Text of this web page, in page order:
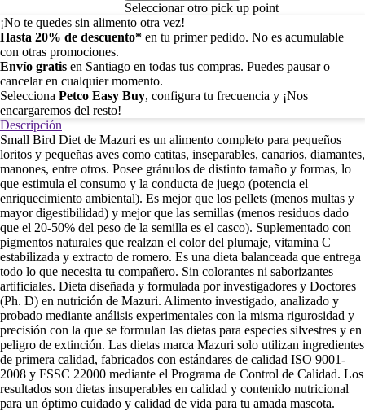
Seleccionar otro pick up point
¡No te quedes sin alimento otra vez!
Hasta 20% de descuento* en tu primer pedido. No es acumulable
con otras promociones.
Envío gratis en Santiago en todas tus compras. Puedes pausar o
cancelar en cualquier momento.
Selecciona Petco Easy Buy, configura tu frecuencia y ¡Nos
encargaremos del resto!
Descripción
Small Bird Diet de Mazuri es un alimento completo para pequeños
loritos y pequeñas aves como catitas, inseparables, canarios, diamantes,
manones, entre otros. Posee gránulos de distinto tamaño y formas, lo
que estimula el consumo y la conducta de juego (potencia el
enriquecimiento ambiental). Es mejor que los pellets (menos multas y
mayor digestibilidad) y mejor que las semillas (menos residuos dado
que el 20-50% del peso de la semilla es el casco). Suplementado con
pigmentos naturales que realzan el color del plumaje, vitamina C
estabilizada y extracto de romero. Es una dieta balanceada que entrega
todo lo que necesita tu compañero. Sin colorantes ni saborizantes
artificiales. Dieta diseñada y formulada por investigadores y Doctores
(Ph. D) en nutrición de Mazuri. Alimento investigado, analizado y
probado mediante análisis experimentales con la misma rigurosidad y
precisión con la que se formulan las dietas para especies silvestres y en
peligro de extinción. Las dietas marca Mazuri solo utilizan ingredientes
de primera calidad, fabricados con estándares de calidad ISO 9001-
2008 y FSSC 22000 mediante el Programa de Control de Calidad. Los
resultados son dietas insuperables en calidad y contenido nutricional
para un óptimo cuidado y calidad de vida para tu amada mascota.